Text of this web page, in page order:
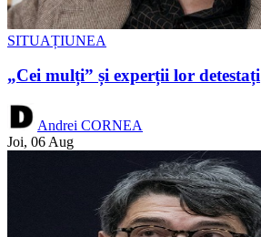
SITUAȚIUNEA
„Cei mulți” și experții lor detestați
Andrei CORNEA
Joi, 06 Aug